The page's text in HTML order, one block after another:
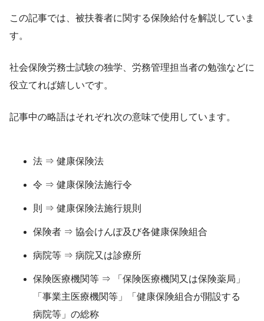
この記事では、被扶養者に関する保険給付を解説していま
す。
社会保険労務士試験の独学、労務管理担当者の勉強などに
役立てれば嬉しいです。
記事中の略語はそれぞれ次の意味で使用しています。
法 ⇒ 健康保険法
令 ⇒ 健康保険法施行令
則 ⇒ 健康保険法施行規則
保険者 ⇒ 協会けんぽ及び各健康保険組合
病院等 ⇒ 病院又は診療所
保険医療機関等 ⇒ 「保険医療機関又は保険薬局」
「事業主医療機関等」「健康保険組合が開設する
病院等」の総称